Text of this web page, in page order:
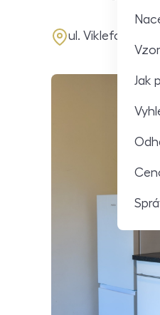
Jak
adresa
ul. Viklefova,